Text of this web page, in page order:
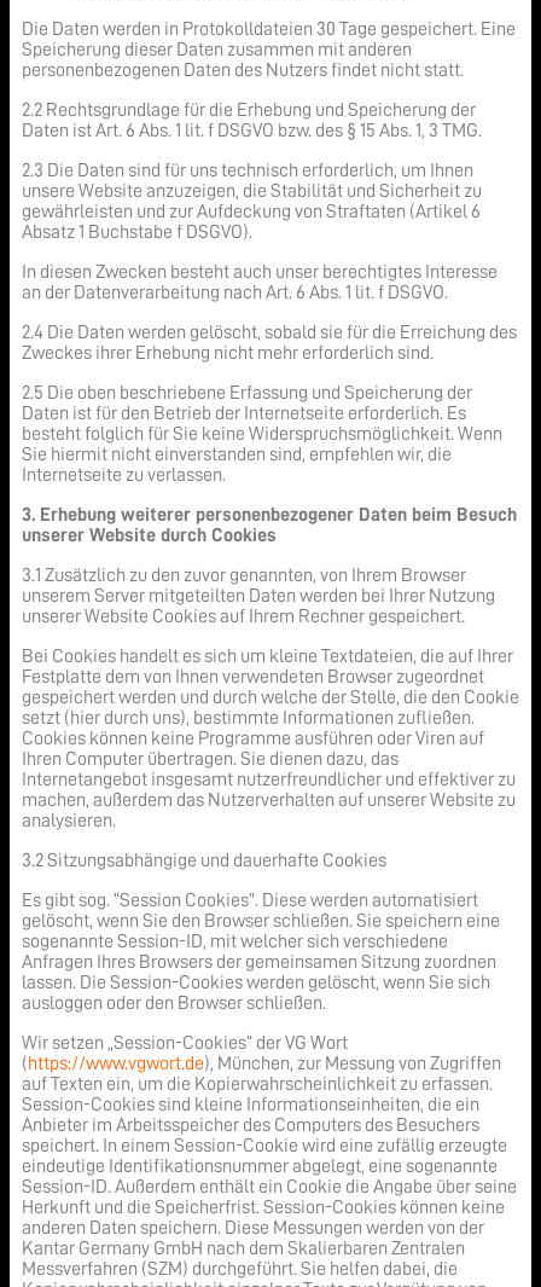
Die Daten werden in Protokolldateien 30 Tage gespeichert. Eine
Speicherung dieser Daten zusammen mit anderen
personenbezogenen Daten des Nutzers findet nicht statt.
2.2 Rechtsgrundlage für die Erhebung und Speicherung der
Daten ist Art. 6 Abs. 1 lit. f DSGVO bzw. des § 15 Abs. 1, 3 TMG.
2.3 Die Daten sind für uns technisch erforderlich, um Ihnen
unsere Website anzuzeigen, die Stabilität und Sicherheit zu
gewährleisten und zur Aufdeckung von Straftaten (Artikel 6
Absatz 1 Buchstabe f DSGVO).
In diesen Zwecken besteht auch unser berechtigtes Interesse
an der Datenverarbeitung nach Art. 6 Abs. 1 lit. f DSGVO.
2.4 Die Daten werden gelöscht, sobald sie für die Erreichung des
Zweckes ihrer Erhebung nicht mehr erforderlich sind.
2.5 Die oben beschriebene Erfassung und Speicherung der
Daten ist für den Betrieb der Internetseite erforderlich. Es
besteht folglich für Sie keine Widerspruchsmöglichkeit. Wenn
Sie hiermit nicht einverstanden sind, empfehlen wir, die
Internetseite zu verlassen.
3. Erhebung weiterer personenbezogener Daten beim Besuch
unserer Website durch Cookies
3.1 Zusätzlich zu den zuvor genannten, von Ihrem Browser
unserem Server mitgeteilten Daten werden bei Ihrer Nutzung
unserer Website Cookies auf Ihrem Rechner gespeichert.
Bei Cookies handelt es sich um kleine Textdateien, die auf Ihrer
Festplatte dem von Ihnen verwendeten Browser zugeordnet
gespeichert werden und durch welche der Stelle, die den Cookie
setzt (hier durch uns), bestimmte Informationen zufließen.
Cookies können keine Programme ausführen oder Viren auf
Ihren Computer übertragen. Sie dienen dazu, das
Internetangebot insgesamt nutzerfreundlicher und effektiver zu
machen, außerdem das Nutzerverhalten auf unserer Website zu
analysieren.
3.2 Sitzungsabhängige und dauerhafte Cookies
Es gibt sog. “Session Cookies”. Diese werden automatisiert
gelöscht, wenn Sie den Browser schließen. Sie speichern eine
sogenannte Session-ID, mit welcher sich verschiedene
Anfragen Ihres Browsers der gemeinsamen Sitzung zuordnen
lassen. Die Session-Cookies werden gelöscht, wenn Sie sich
ausloggen oder den Browser schließen.
Wir setzen „Session-Cookies“ der VG Wort
( https://www.vgwort.de), München, zur Messung von Zugriffen
auf Texten ein, um die Kopierwahrscheinlichkeit zu erfassen.
Session-Cookies sind kleine Informationseinheiten, die ein
Anbieter im Arbeitsspeicher des Computers des Besuchers
speichert. In einem Session-Cookie wird eine zufällig erzeugte
eindeutige Identifikationsnummer abgelegt, eine sogenannte
Session-ID. Außerdem enthält ein Cookie die Angabe über seine
Herkunft und die Speicherfrist. Session-Cookies können keine
anderen Daten speichern. Diese Messungen werden von der
Kantar Germany GmbH nach dem Skalierbaren Zentralen
Messverfahren (SZM) durchgeführt. Sie helfen dabei, die